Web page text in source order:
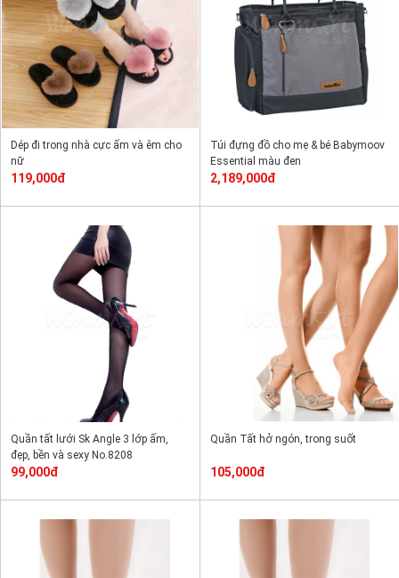
Dép đi trong nhà cực ấm và êm cho
nữ
119,000đ
Túi đựng đồ cho mẹ & bé Babymoov
Essential màu đen
2,189,000đ
Quần tất lưới Sk Angle 3 lớp ấm,
đẹp, bền và sexy No.8208
99,000đ
Quần Tất hở ngón, trong suốt
105,000đ